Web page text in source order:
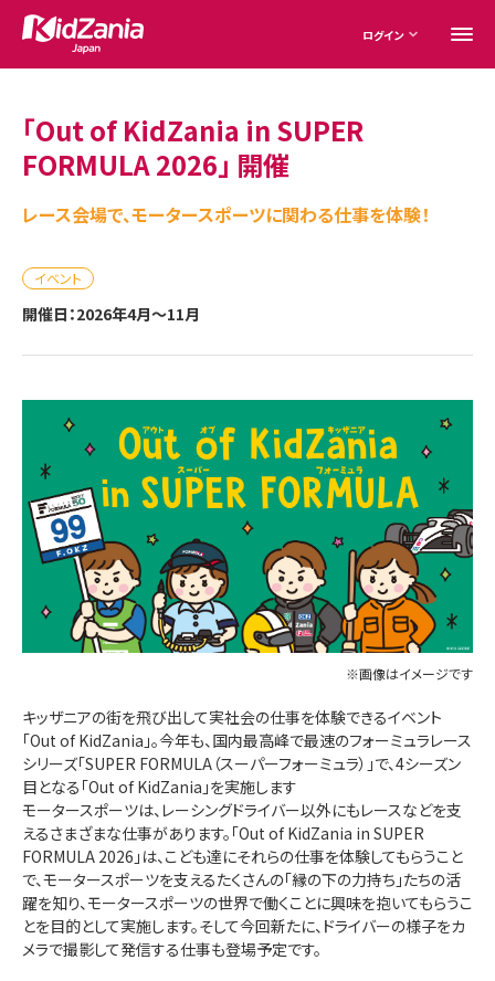
ログイン
「Out of KidZania in SUPER
FORMULA 2026」 開催
レース会場で、モータースポーツに関わる仕事を体験！
イベント
開催日：2026年4月～11月
※画像はイメージです
キッザニアの街を飛び出して実社会の仕事を体験できるイベント
「Out of KidZania」。今年も、国内最高峰で最速のフォーミュラレース
シリーズ「SUPER FORMULA（スーパーフォーミュラ）」で、4シーズン
目となる「Out of KidZania」を実施します
モータースポーツは、レーシングドライバー以外にもレースなどを支
えるさまざまな仕事があります。「Out of KidZania in SUPER
FORMULA 2026」は、こども達にそれらの仕事を体験してもらうこと
で、モータースポーツを支えるたくさんの「縁の下の力持ち」たちの活
躍を知り、モータースポーツの世界で働くことに興味を抱いてもらうこ
とを目的として実施します。そして今回新たに、ドライバーの様子をカ
メラで撮影して発信する仕事も登場予定です。